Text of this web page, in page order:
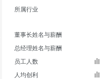
所属行业
董事长姓名与薪酬
总经理姓名与薪酬
员工人数
人均创利